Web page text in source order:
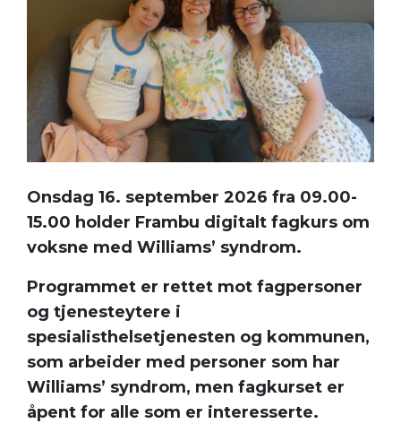
Onsdag 16. september 2026 fra 09.00-
15.00 holder Frambu digitalt fagkurs om
voksne med Williams’ syndrom.
Programmet er rettet mot fagpersoner
og tjenesteytere i
spesialisthelsetjenesten og kommunen,
som arbeider med personer som har
Williams’ syndrom, men fagkurset er
åpent for alle som er interesserte.